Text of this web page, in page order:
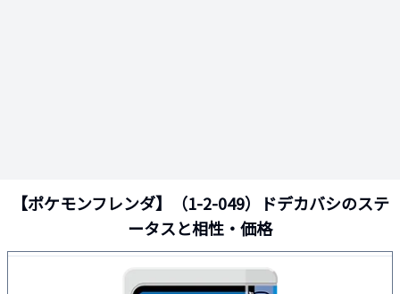
【ポケモンフレンダ】（1-2-049） ドデカバシのステ
ータスと相性・価格